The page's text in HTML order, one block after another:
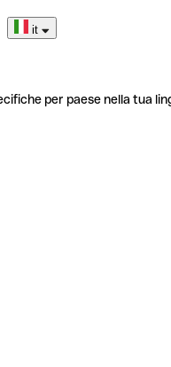
it
per paese nella tua